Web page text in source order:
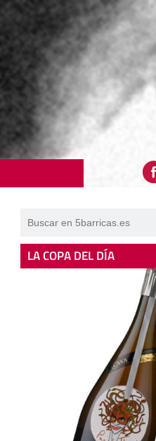
LA COPA DEL DÍA